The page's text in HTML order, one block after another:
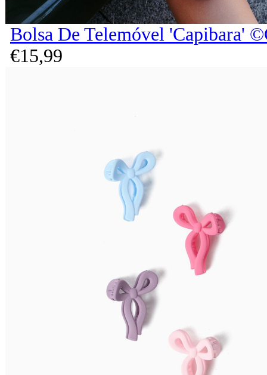
Bolsa De Telemóvel 'Capibara'
€15,99